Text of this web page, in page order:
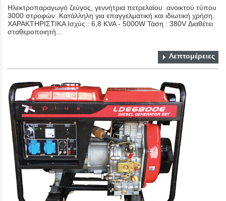
Ηλεκτροπαραγωγό ζεύγος, γεννήτρια πετρελαίου ανοικτού τύπου
3000 στροφών. Κατάλληλη για επαγγελματική και ιδιωτική χρήση.
ΧΑΡΑΚΤΗΡΙΣΤΙΚΑ Ισχύς : 6,8 KVA - 5000W Τάση : 380V Διαθέτει
σταθεροποιητή...
Λεπτομέρειες